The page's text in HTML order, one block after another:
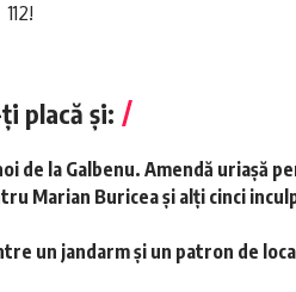
placă și:
de la Galbenu. Amendă uriașă
Marian Buricea și alți cinci
un jandarm și un patron de